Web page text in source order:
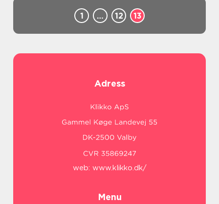
1 … 12 13
Adress
web: www.klikko.dk/
Menu